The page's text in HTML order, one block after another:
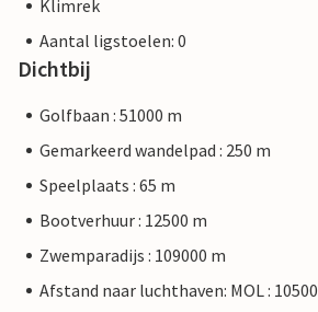
Klimrek
Aantal ligstoelen: 0
Dichtbij
Golfbaan : 51000 m
Gemarkeerd wandelpad : 250 m
Speelplaats : 65 m
Bootverhuur : 12500 m
Zwemparadijs : 109000 m
Afstand naar luchthaven: MOL :